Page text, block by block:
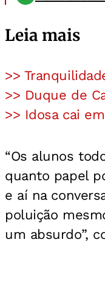
Leia mais
>>
>> Duque de
>> Idosa cai
“Os alunos
quanto papel
e aí na
poluição
um absurdo”,